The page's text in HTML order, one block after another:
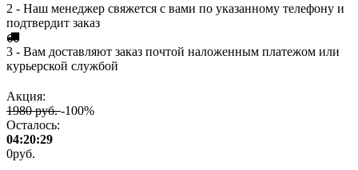
2 - Наш менеджер свяжется с вами по указанному телефону и
подтвердит заказ
3 - Вам доставляют заказ почтой наложенным платежом или
курьерской службой
Акция:
1980 руб.-100%
Осталось:
04:20:29
0руб.